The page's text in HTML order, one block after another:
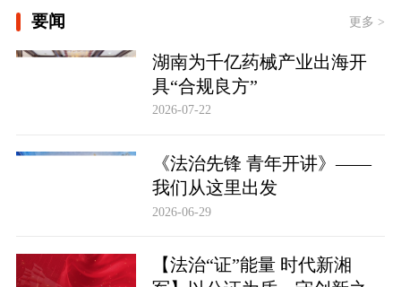
要闻 更多 >
湖南为千亿药械产业出海开
具“合规良方”
2026-07-22
《法治先锋 青年开讲》——
我们从这里出发
2026-06-29
【法治“证”能量 时代新湘